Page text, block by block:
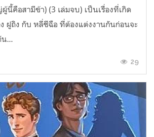
นี้คือสามีข้า) (3 เล่มจบ) เป็นเรื่องที่เกิด
ง ฝูถิง กับ หลี่ชีฉือ ที่ต้องแต่งงานกันก่อนจะ
...
29